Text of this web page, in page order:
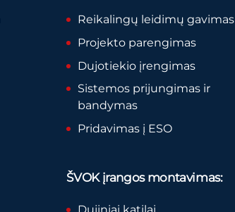
Reikalingų leidimų gavimas
Projekto parengimas
Dujotiekio įrengimas
Sistemos prijungimas ir
bandymas
Pridavimas į ESO
ŠVOK įrangos montavimas: